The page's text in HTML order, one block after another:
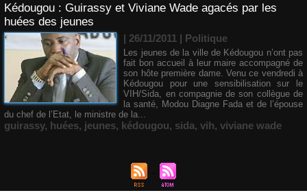
Kédougou : Guirassy et Viviane Wade agacés par les
huées des jeunes
| 26/11/2011 | Politique
Les jeunes de la ville de Kédougou n’ont pas
fait bon accueil à leur maire accompagné de
son hôte première dame. Venu ce vendredi à
Kédougou pour une sensibilisation sur le
VIH/Sida, en compagnie de son collègue de
la santé, Modou Diagne Fada et de l’épouse
du chef de l’Etat, le ministre de la...
guirassy, huées, jeunes, kédougou, sida, vih, viviane wade